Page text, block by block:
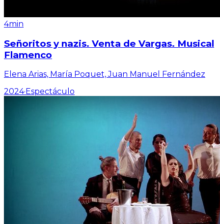
4min
Señoritos y nazis. Venta de Vargas. Musical
Flamenco
Elena Arias, María Poquet, Juan Manuel Fernández
2024· Espectáculo